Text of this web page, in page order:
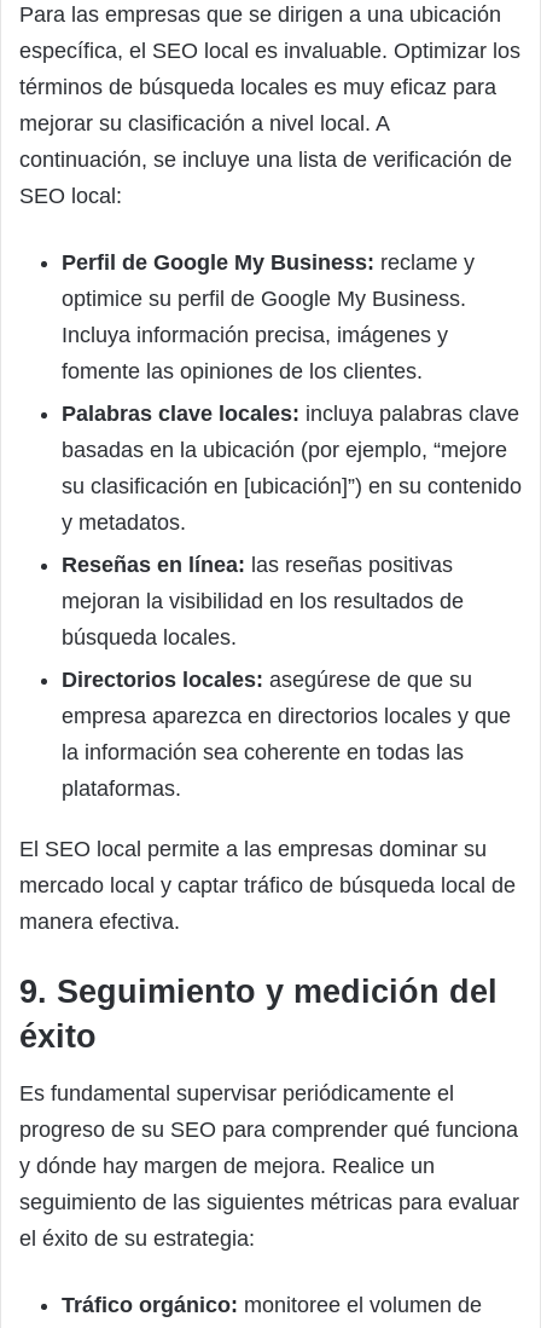
Para las empresas que se dirigen a una ubicación
específica, el SEO local es invaluable. Optimizar los
términos de búsqueda locales es muy eficaz para
mejorar su clasificación a nivel local. A
continuación, se incluye una lista de verificación de
SEO local:
Perfil de Google My Business: reclame y
optimice su perfil de Google My Business.
Incluya información precisa, imágenes y
fomente las opiniones de los clientes.
Palabras clave locales: incluya palabras clave
basadas en la ubicación (por ejemplo, “mejore
su clasificación en [ubicación]”) en su contenido
y metadatos.
Reseñas en línea: las reseñas positivas
mejoran la visibilidad en los resultados de
búsqueda locales.
Directorios locales: asegúrese de que su
empresa aparezca en directorios locales y que
la información sea coherente en todas las
plataformas.
El SEO local permite a las empresas dominar su
mercado local y captar tráfico de búsqueda local de
manera efectiva.
9. Seguimiento y medición del
éxito
Es fundamental supervisar periódicamente el
progreso de su SEO para comprender qué funciona
y dónde hay margen de mejora. Realice un
seguimiento de las siguientes métricas para evaluar
el éxito de su estrategia:
Tráfico orgánico: monitoree el volumen de